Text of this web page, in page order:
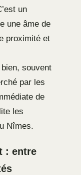
un
une âme de
proximité et
souvent
par les
de
les
Nîmes.
: entre